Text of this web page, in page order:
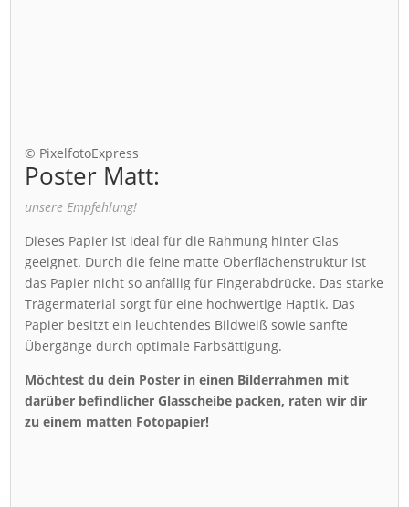
© PixelfotoExpress
Poster Matt:
unsere Empfehlung!
Dieses Papier ist ideal für die Rahmung hinter Glas
geeignet. Durch die feine matte Oberflächenstruktur ist
das Papier nicht so anfällig für Fingerabdrücke. Das starke
Trägermaterial sorgt für eine hochwertige Haptik. Das
Papier besitzt ein leuchtendes Bildweiß sowie sanfte
Übergänge durch optimale Farbsättigung.
Möchtest du dein Poster in einen Bilderrahmen mit
darüber befindlicher Glasscheibe packen, raten wir dir
zu einem matten Fotopapier!